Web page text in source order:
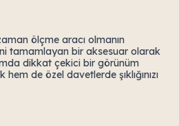
ölçme aracı olmanın
tamamlayan bir aksesuar olarak
dikkat çekici bir görünüm
de özel davetlerde şıklığınızı